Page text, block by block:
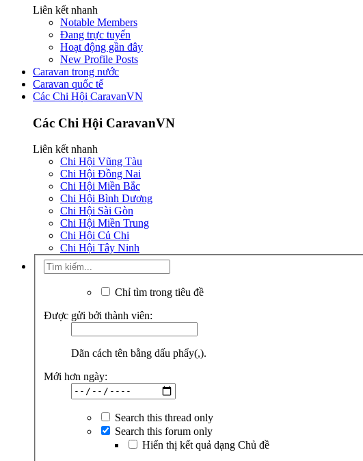
Liên kết nhanh
Notable Members
Đang trực tuyến
Hoạt động gần đây
New Profile Posts
Caravan trong nước
Caravan quốc tế
Các Chi Hội CaravanVN
Các Chi Hội CaravanVN
Liên kết nhanh
Chi Hội Vũng Tàu
Chi Hội Đồng Nai
Chi Hội Miền Bắc
Chi Hội Bình Dương
Chi Hội Sài Gòn
Chi Hội Miền Trung
Chi Hội Củ Chi
Chi Hội Tây Ninh
Chỉ tìm trong tiêu đề
Được gửi bởi thành viên:
Dãn cách tên bằng dấu phẩy(,).
Mới hơn ngày:
Search this thread only
Search this forum only
Hiển thị kết quả dạng Chủ đề